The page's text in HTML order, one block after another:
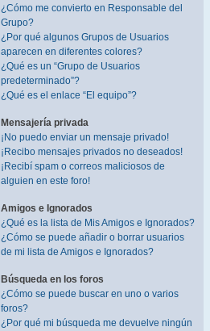
¿Cómo me convierto en Responsable del
Grupo?
¿Por qué algunos Grupos de Usuarios
aparecen en diferentes colores?
¿Qué es un “Grupo de Usuarios
predeterminado”?
¿Qué es el enlace “El equipo”?
Mensajería privada
¡No puedo enviar un mensaje privado!
¡Recibo mensajes privados no deseados!
¡Recibí spam o correos maliciosos de
alguien en este foro!
Amigos e Ignorados
¿Qué es la lista de Mis Amigos e Ignorados?
¿Cómo se puede añadir o borrar usuarios
de mi lista de Amigos e Ignorados?
Búsqueda en los foros
¿Cómo se puede buscar en uno o varios
foros?
¿Por qué mi búsqueda me devuelve ningún